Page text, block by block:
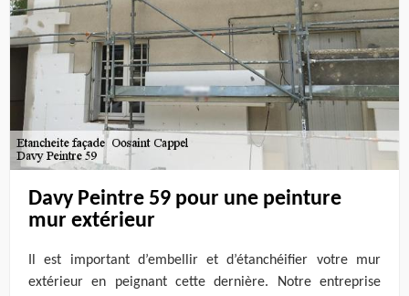
Davy Peintre 59 pour une peinture
mur extérieur
Il est important d’embellir et d’étanchéifier votre mur
extérieur en peignant cette dernière. Notre entreprise